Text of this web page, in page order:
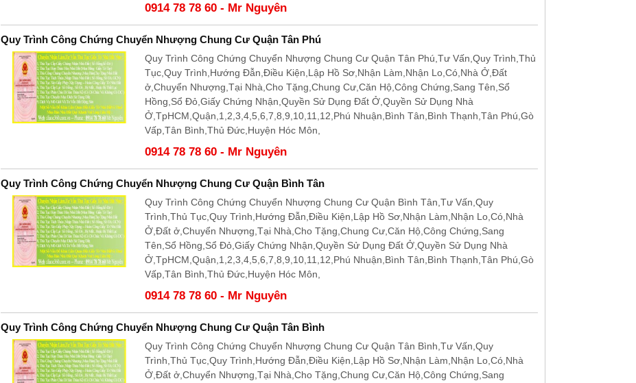
0914 78 78 60 - Mr Nguyên
Quy Trình Công Chứng Chuyển Nhượng Chung Cư Quận Tân Phú
Quy Trình Công Chứng Chuyển Nhượng Chung Cư Quận Tân Phú,Tư Vấn,Quy Trình,Thủ
Tục,Quy Trình,Hướng Đẫn,Điều Kiện,Lập Hồ Sơ,Nhận Làm,Nhận Lo,Có,Nhà Ở,Đất
ở,Chuyển Nhượng,Tại Nhà,Cho Tặng,Chung Cư,Căn Hộ,Công Chứng,Sang Tên,Sổ
Hồng,Sổ Đỏ,Giấy Chứng Nhận,Quyền Sử Dụng Đất Ở,Quyền Sử Dụng Nhà
Ở,TpHCM,Quận,1,2,3,4,5,6,7,8,9,10,11,12,Phú Nhuận,Bình Tân,Bình Thạnh,Tân Phú,Gò
Vấp,Tân Bình,Thủ Đức,Huyện Hóc Môn,
0914 78 78 60 - Mr Nguyên
Quy Trình Công Chứng Chuyển Nhượng Chung Cư Quận Bình Tân
Quy Trình Công Chứng Chuyển Nhượng Chung Cư Quận Bình Tân,Tư Vấn,Quy
Trình,Thủ Tục,Quy Trình,Hướng Đẫn,Điều Kiện,Lập Hồ Sơ,Nhận Làm,Nhận Lo,Có,Nhà
Ở,Đất ở,Chuyển Nhượng,Tại Nhà,Cho Tặng,Chung Cư,Căn Hộ,Công Chứng,Sang
Tên,Sổ Hồng,Sổ Đỏ,Giấy Chứng Nhận,Quyền Sử Dụng Đất Ở,Quyền Sử Dụng Nhà
Ở,TpHCM,Quận,1,2,3,4,5,6,7,8,9,10,11,12,Phú Nhuận,Bình Tân,Bình Thạnh,Tân Phú,Gò
Vấp,Tân Bình,Thủ Đức,Huyện Hóc Môn,
0914 78 78 60 - Mr Nguyên
Quy Trình Công Chứng Chuyển Nhượng Chung Cư Quận Tân Bình
Quy Trình Công Chứng Chuyển Nhượng Chung Cư Quận Tân Bình,Tư Vấn,Quy
Trình,Thủ Tục,Quy Trình,Hướng Đẫn,Điều Kiện,Lập Hồ Sơ,Nhận Làm,Nhận Lo,Có,Nhà
Ở,Đất ở,Chuyển Nhượng,Tại Nhà,Cho Tặng,Chung Cư,Căn Hộ,Công Chứng,Sang